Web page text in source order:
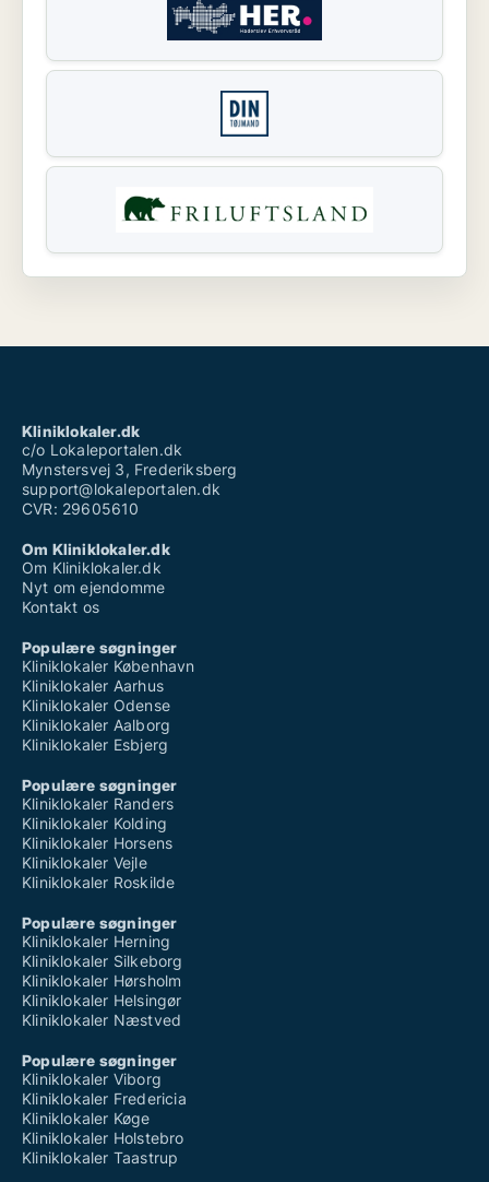
Kliniklokaler.dk
c/o Lokaleportalen.dk
Mynstersvej 3, Frederiksberg
support@lokaleportalen.dk
CVR: 29605610
Om Kliniklokaler.dk
Om Kliniklokaler.dk
Nyt om ejendomme
Kontakt os
Populære søgninger
Kliniklokaler København
Kliniklokaler Aarhus
Kliniklokaler Odense
Kliniklokaler Aalborg
Kliniklokaler Esbjerg
Populære søgninger
Kliniklokaler Randers
Kliniklokaler Kolding
Kliniklokaler Horsens
Kliniklokaler Vejle
Kliniklokaler Roskilde
Populære søgninger
Kliniklokaler Herning
Kliniklokaler Silkeborg
Kliniklokaler Hørsholm
Kliniklokaler Helsingør
Kliniklokaler Næstved
Populære søgninger
Kliniklokaler Viborg
Kliniklokaler Fredericia
Kliniklokaler Køge
Kliniklokaler Holstebro
Kliniklokaler Taastrup